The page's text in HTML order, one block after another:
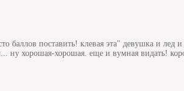
баллов поставить! клевая эта" девушка и лед
ну хорошая-хорошая. еще и вумная видать!